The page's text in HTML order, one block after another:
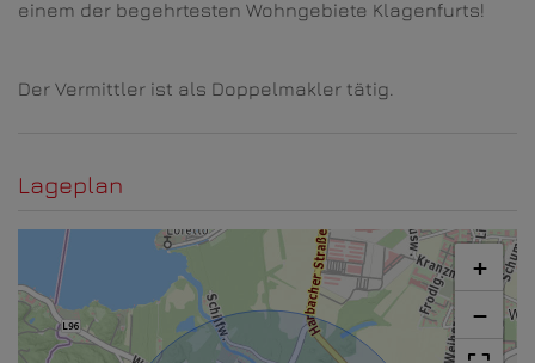
einem der begehrtesten Wohngebiete Klagenfurts!
Der Vermittler ist als Doppelmakler tätig.
Lageplan
+
−